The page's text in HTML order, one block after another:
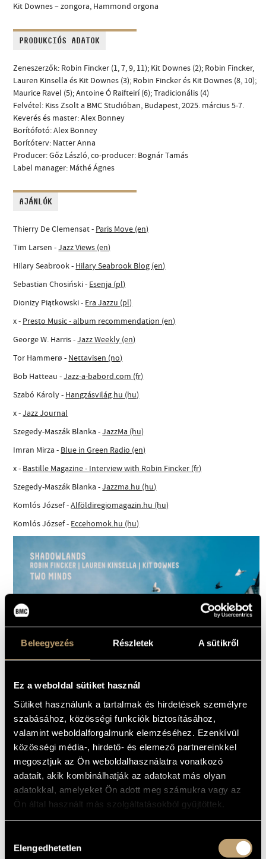
Beleegyezés Részletek A sütikről
Ez a weboldal sütiket használ
Sütiket használunk a tartalmak és hirdetések személyre
szabásához, közösségi funkciók biztosításához,
valamint weboldalforgalmunk elemzéséhez. Ezenkívül
közösségi média-, hirdető- és elemező partnereinkkel
megosztjuk az Ön weboldalhasználatra vonatkozó
adatait, akik kombinálhatják az adatokat más olyan
adatokkal, amelyeket Ön adott meg számukra vagy az
Ön által használt más szolgáltatásokból gyűjtöttek.
kiválasztása
Elengedhetetlen
Kit Downes – zongora, Hammond orgona
PRODUKCIÓS ADATOK
Zeneszerzők: Robin Fincker (1, 7, 9, 11); Kit Downes (2); Robin Fincker,
Lauren Kinsella és Kit Downes (3); Robin Fincker és Kit Downes (8, 10);
Maurice Ravel (5); Antoine Ó Raifteirí (6); Tradicionális (4)
Felvétel: Kiss Zsolt a BMC Studióban, Budapest, 2025. március 5-7.
Keverés és master: Alex Bonney
Borítófotó: Alex Bonney
Borítóterv: Natter Anna
Producer: Gőz László, co-producer: Bognár Tamás
Label manager: Máthé Ágnes
AJÁNLÓK
Thierry De Clemensat - Paris Move (en)
Tim Larsen -Jazz Views (en)
Hilary Seabrook - Hilary Seabrook Blog (en)
Sebastian Chosiński - Esenja (pl)
Dionizy Piątkowski - Era Jazzu (pl)
x - Presto Music - album recommendation (en)
George W. Harris -Jazz Weekly (en)
Tor Hammerø - Nettavisen (no)
Bob Hatteau -Jazz-a-babord.com (fr)
Szabó Károly - Hangzásvilág.hu (hu)
x -Jazz Journal
Szegedy-Maszák Blanka -JazzMa (hu)
Imran Mirza - Blue in Green Radio (en)
x - Bastille Magazine - Interview with Robin Fincker (fr)
Szegedy-Maszák Blanka -Jazzma.hu (hu)
Komlós József -Alföldiregiomagazin.hu (hu)
Komlós József - Eccehomok.hu (hu)
4000HUF MEGVESZEM
01
Downes – Two Minds